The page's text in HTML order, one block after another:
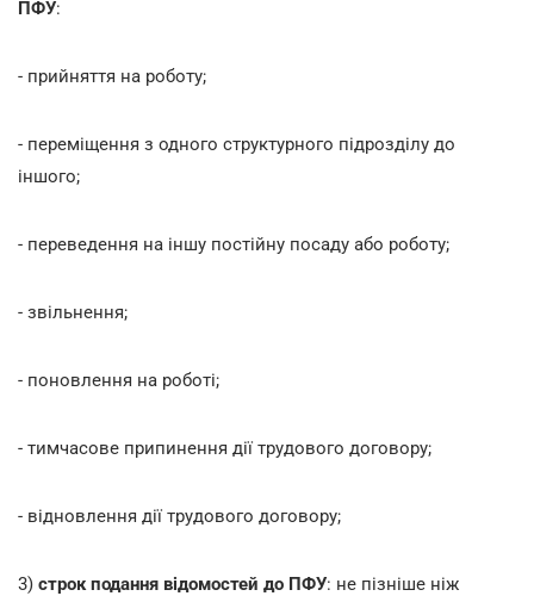
ПФУ:
- прийняття на роботу;
- переміщення з одного структурного підрозділу до
іншого;
- переведення на іншу постійну посаду або роботу;
- звільнення;
- поновлення на роботі;
- тимчасове припинення дії трудового договору;
- відновлення дії трудового договору;
3) строк подання відомостей до ПФУ: не пізніше ніж